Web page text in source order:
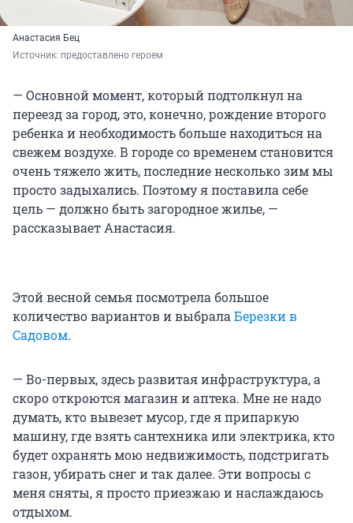
Анастасия Бец
Источник: предоставлено героем
— Основной момент, который подтолкнул на
переезд за город, это, конечно, рождение второго
ребенка и необходимость больше находиться на
свежем воздухе. В городе со временем становится
очень тяжело жить, последние несколько зим мы
просто задыхались. Поэтому я поставила себе
цель — должно быть загородное жилье, —
рассказывает Анастасия.
Этой весной семья посмотрела большое
количество вариантов и выбрала Березки в
Садовом.
— Во-первых, здесь развитая инфраструктура, а
скоро откроются магазин и аптека. Мне не надо
думать, кто вывезет мусор, где я припаркую
машину, где взять сантехника или электрика, кто
будет охранять мою недвижимость, подстригать
газон, убирать снег и так далее. Эти вопросы с
меня сняты, я просто приезжаю и наслаждаюсь
отдыхом.